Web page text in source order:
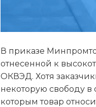
В приказе
отнесенной к
ОКВЭД. Хотя
некоторую свободу
которым товар